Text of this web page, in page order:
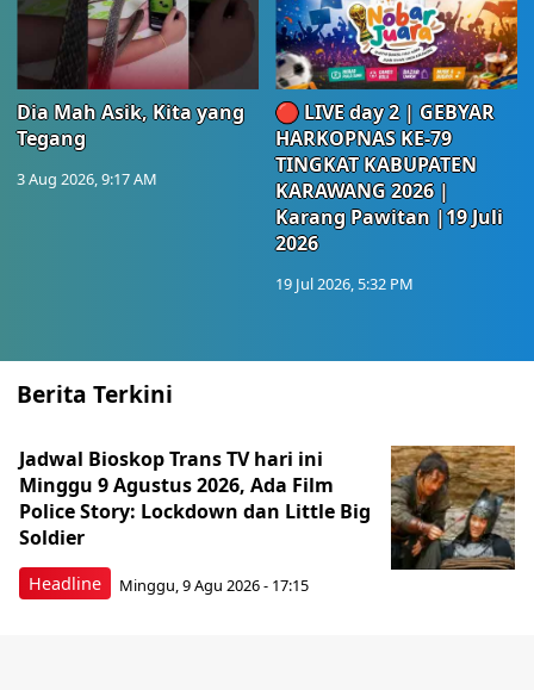
Dia Mah Asik, Kita yang
Tegang
3 Aug 2026, 9:17 AM
🔴 LIVE day 2 | GEBYAR
HARKOPNAS KE-79
TINGKAT KABUPATEN
KARAWANG 2026 |
Karang Pawitan |19 Juli
2026
19 Jul 2026, 5:32 PM
Berita Terkini
Headline
Jadwal Bioskop Trans TV hari ini
Minggu 9 Agustus 2026, Ada Film
Police Story: Lockdown dan Little Big
Soldier
Minggu, 9 Agu 2026 - 17:15